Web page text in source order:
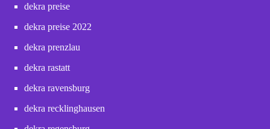
dekra preise
dekra preise 2022
dekra prenzlau
dekra rastatt
dekra ravensburg
dekra recklinghausen